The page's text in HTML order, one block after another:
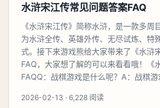
水浒宋江传常见问题答案FAQ
《水浒宋江传》简称水浒，是一款多周
为水浒全传、英雄外传、无尽试炼、特
式。接下来游戏熊给大家带来了《水浒
FAQ，大家想了解的可以来看看哦！《
FAQQ：战棋游戏是什么呢？A：战棋
2026-02-13 · 6,228 阅读